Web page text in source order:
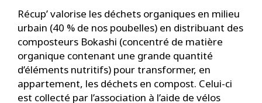
Récup’ valorise les déchets organiques en milieu
urbain (40 % de nos poubelles) en distribuant des
composteurs Bokashi (concentré de matière
organique contenant une grande quantité
d’éléments nutritifs) pour transformer, en
appartement, les déchets en compost. Celui-ci
est collecté par l’association à l’aide de vélos